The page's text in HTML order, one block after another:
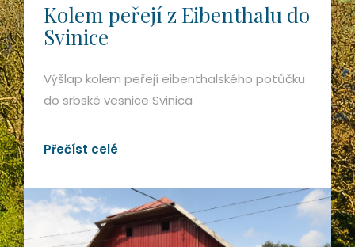
Kolem peřejí z Eibenthalu do
Svinice
Výšlap kolem peřejí eibenthalského potůčku
do srbské vesnice Svinica
Přečíst celé